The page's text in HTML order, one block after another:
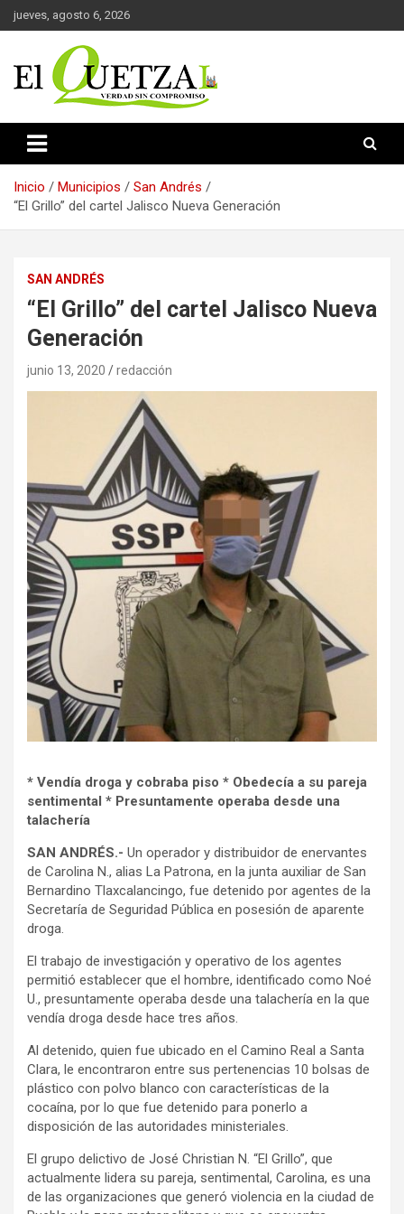
Saltar
al
jueves, agosto 6, 2026
El Quetzal de Cholula
Inicio Municipios
San Andrés
“El Grillo” del cartel Jalisco Nueva Generación
SAN ANDRÉS
“El Grillo” del cartel Jalisco Nueva
Generación
junio 13, 2020 redacción
* Vendía droga y cobraba piso * Obedecía a su pareja
sentimental * Presuntamente operaba desde una
talachería
SAN ANDRÉS.- Un operador y distribuidor de enervantes
de Carolina N., alias La Patrona, en la junta auxiliar de San
Bernardino Tlaxcalancingo, fue detenido por agentes de la
Secretaría de Seguridad Pública en posesión de aparente
droga.
El trabajo de investigación y operativo de los agentes
permitió establecer que el hombre, identificado como Noé
U., presuntamente operaba desde una talachería en la que
vendía droga desde hace tres años.
Al detenido, quien fue ubicado en el Camino Real a Santa
Clara, le encontraron entre sus pertenencias 10 bolsas de
plástico con polvo blanco con características de la
cocaína, por lo que fue detenido para ponerlo a
disposición de las autoridades ministeriales.
El grupo delictivo de José Christian N. “El Grillo”, que
actualmente lidera su pareja, sentimental, Carolina, es una
de las organizaciones que generó violencia en la ciudad de